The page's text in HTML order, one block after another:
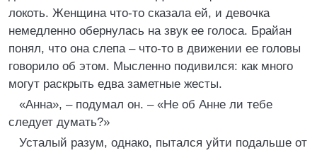
локоть. Женщина что-то сказала ей, и девочка
немедленно обернулась на звук ее голоса. Брайан
понял, что она слепа – что-то в движении ее головы
говорило об этом. Мысленно подивился: как много
могут раскрыть едва заметные жесты.
«Анна», – подумал он. – «Не об Анне ли тебе
следует думать?»
Усталый разум, однако, пытался уйти подальше от